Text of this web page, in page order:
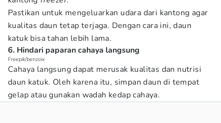
Pastikan untuk mengeluarkan udara dari kantong agar
kualitas daun tetap terjaga. Dengan cara ini, daun
katuk bisa tahan lebih lama.
6. Hindari paparan cahaya langsung
Freepik/benzoix
Cahaya langsung dapat merusak kualitas dan nutrisi
daun katuk. Oleh karena itu, simpan daun di tempat
gelap atau gunakan wadah kedap cahaya.